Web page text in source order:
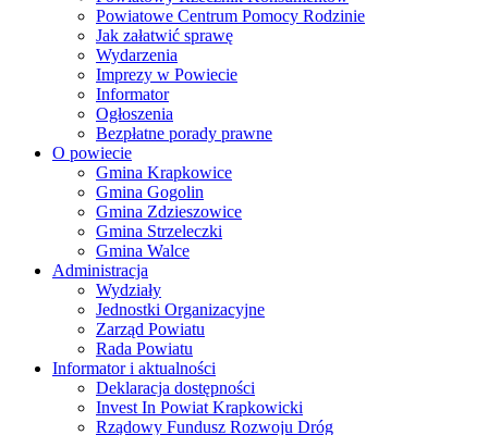
Powiatowe Centrum Pomocy Rodzinie
Jak załatwić sprawę
Wydarzenia
Imprezy w Powiecie
Informator
Ogłoszenia
Bezpłatne porady prawne
O powiecie
Gmina Krapkowice
Gmina Gogolin
Gmina Zdzieszowice
Gmina Strzeleczki
Gmina Walce
Administracja
Wydziały
Jednostki Organizacyjne
Zarząd Powiatu
Rada Powiatu
Informator i aktualności
Deklaracja dostępności
Invest In Powiat Krapkowicki
Rządowy Fundusz Rozwoju Dróg